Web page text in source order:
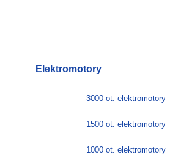
Elektromotory
3000 ot. elektromotory
1500 ot. elektromotory
1000 ot. elektromotory